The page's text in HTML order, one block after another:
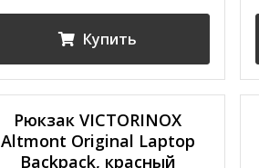
Купить
Рюкзак VICTORINOX
Altmont Original Laptop
Backpack, красный